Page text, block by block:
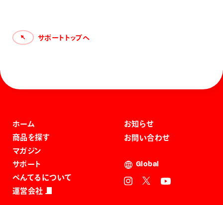
サポートトップへ
ホーム
商品を探す
マガジン
サポート
ぺんてるについて
運営会社
お知らせ
お問い合わせ
Global